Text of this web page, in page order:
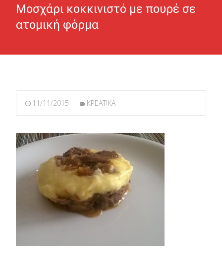
Μοσχάρι κοκκινιστό με πουρέ σε
ατομική φόρμα
11/11/2015 ΚΡΕΑΤΙΚΑ